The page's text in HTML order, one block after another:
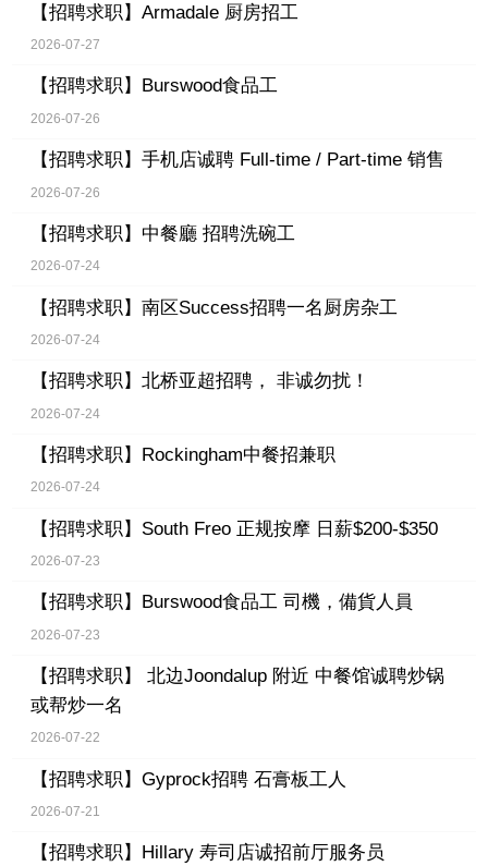
【招聘求职】 Armadale 厨房招工
2026-07-27
【招聘求职】 Burswood食品工
2026-07-26
【招聘求职】 手机店诚聘 Full-time / Part-time 销售
2026-07-26
【招聘求职】 中餐廳 招聘洗碗工
2026-07-24
【招聘求职】 南区Success招聘一名厨房杂工
2026-07-24
【招聘求职】 北桥亚超招聘， 非诚勿扰！
2026-07-24
【招聘求职】 Rockingham中餐招兼职
2026-07-24
【招聘求职】 South Freo 正规按摩 日薪$200-$350
2026-07-23
【招聘求职】 Burswood食品工 司機，備貨人員
2026-07-23
【招聘求职】
北边Joondalup 附近 中餐馆诚聘炒锅
或帮炒一名
2026-07-22
【招聘求职】 Gyprock招聘 石膏板工人
2026-07-21
【招聘求职】 Hillary 寿司店诚招前厅服务员